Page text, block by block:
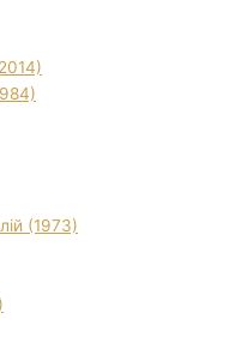
(1973)